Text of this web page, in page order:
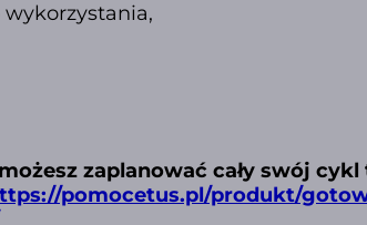
zaplanować cały swój
pomocetus.pl/produkt/